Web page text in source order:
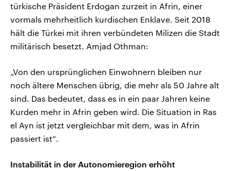
türkische Präsident Erdogan zurzeit in Afrin, einer
vormals mehrheitlich kurdischen Enklave. Seit 2018
hält die Türkei mit ihren verbündeten Milizen die Stadt
militärisch besetzt. Amjad Othman:
„Von den ursprünglichen Einwohnern bleiben nur
noch ältere Menschen übrig, die mehr als 50 Jahre alt
sind. Das bedeutet, dass es in ein paar Jahren keine
Kurden mehr in Afrin geben wird. Die Situation in Ras
el Ayn ist jetzt vergleichbar mit dem, was in Afrin
passiert ist“.
Instabilität in der Autonomieregion erhöht